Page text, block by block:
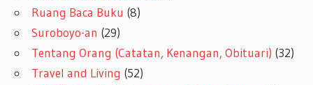
Ruang Baca Buku (8)
Suroboyo-an (29)
Tentang Orang (Catatan, Kenangan, Obituari) (32)
Travel and Living (52)